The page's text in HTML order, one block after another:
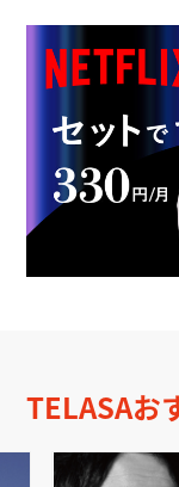
TELASAお